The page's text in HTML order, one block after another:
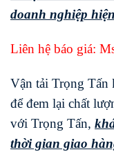
doanh nghiệp
Liên hệ báo giá:
Vận tải Trọng Tấn
để đem lại chất
với Trọng Tấn,
thời gian giao